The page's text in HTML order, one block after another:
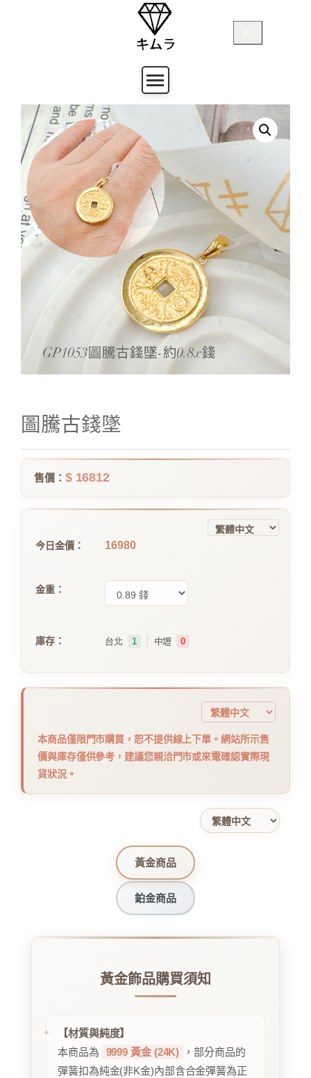
尋
圖騰古錢墜
售價： $ 16812
今日金價： 16980
金重：
庫存： 台北 1 中壢 0
本商品僅限門市購買，恕不提供線上下單。網站所示售
價與庫存僅供參考，建議您親洽門市或來電確認實際現
貨狀況。
黃金商品
鉑金商品
黃金飾品購買須知
【材質與純度】
本商品為
9999 黃金 (24K)
，部分商品的
彈簧扣為純金(非K金)內部含合金彈簧為正